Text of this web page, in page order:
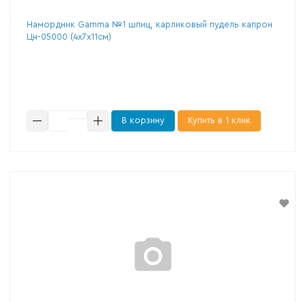
Намордник Gamma №1 шпиц, карликовый пудель капрон
Цн-05000 (4х7х11см)
В корзину Купить в 1 клик